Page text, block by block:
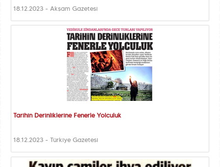
18.12.2023 - Akşam Gazetesi
Tarihin Derinliklerine Fenerle Yolculuk
18.12.2023 - Türkiye Gazetesi